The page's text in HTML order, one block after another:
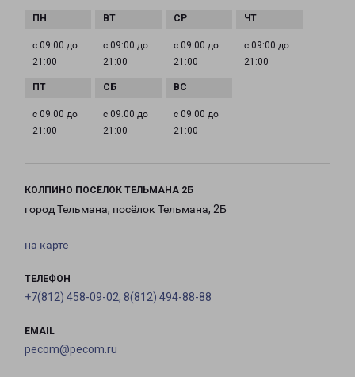
с 09:00 до
21:00
с 09:00 до
21:00
с 09:00 до
21:00
с 09:00 до
21:00
с 09:00 до
21:00
с 09:00 до
21:00
с 09:00 до
21:00
КОЛПИНО ПОСЁЛОК ТЕЛЬМАНА 2Б
город Тельмана, посёлок Тельмана, 2Б
на карте
ТЕЛЕФОН
+7(812) 458-09-02, 8(812) 494-88-88
EMAIL
pecom@pecom.ru